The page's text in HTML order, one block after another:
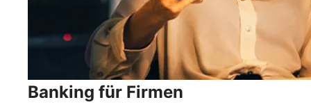
Banking für Firmen